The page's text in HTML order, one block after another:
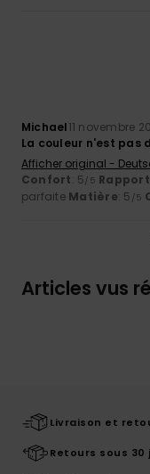
Michael11 novembre
La couleur n'est pas
Afficher original -
Confort: 5/5
parfaite Matière: 5 /5
Articles vus
Livraison et
Retours sous 30